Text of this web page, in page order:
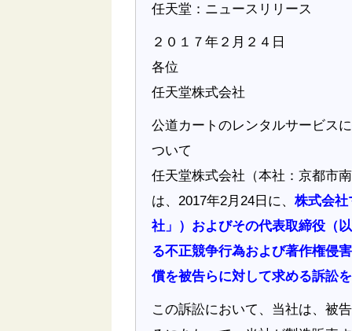
任天堂：ニュースリリース
２０１７年２月２４日
各位
任天堂株式会社
公道カートのレンタルサービス
ついて
任天堂株式会社（本社：京都市
は、2017年2月24日に、 株式会社
社」）およびその代表取締役（
る不正競争行為および著作権侵
償を被告らに対して求める訴訟
この訴訟において、当社は、被